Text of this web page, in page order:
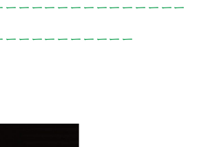
ーーーーーーーーーーーーーー
ーーーーーーーーーー